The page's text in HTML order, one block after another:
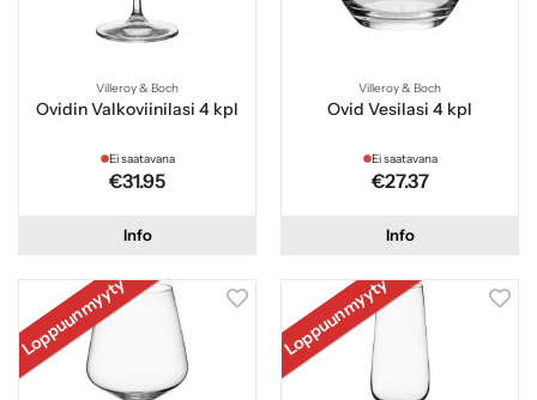
Villeroy & Boch
Ovidin Valkoviinilasi 4 kpl
Ei saatavana
€31.95
Info
Villeroy & Boch
Ovid Vesilasi 4 kpl
Ei saatavana
€27.37
Info
Loppuunmyyty Loppuunmyyty